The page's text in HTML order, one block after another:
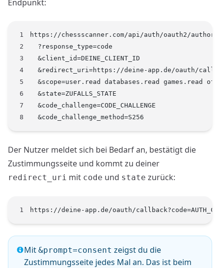
Endpunkt:
https://chessscanner.com/api/auth/oauth2/
  ?response_type=code
  &client_id=DEINE_CLIENT_ID
&redirect_uri=https://deine-app.de/oauth/
&scope=user.read databases.read games.read
  &state=ZUFALLS_STATE
  &code_challenge=CODE_CHALLENGE
  &code_challenge_method=S256
Der Nutzer meldet sich bei Bedarf an, bestätigt die
Zustimmungsseite und kommt zu deiner
redirect_uri mit code und state zurück:
https://deine-app.de/oauth/
Mit &prompt=consent zeigst du die
Zustimmungsseite jedes Mal an. Das ist beim